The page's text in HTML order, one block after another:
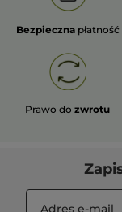
Bezpieczna płatność
Prawo dozwrotu